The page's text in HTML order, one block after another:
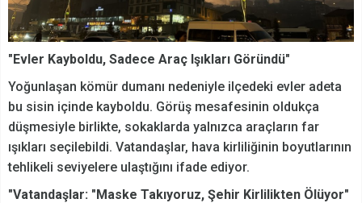
"Evler Kayboldu, Sadece Araç Işıkları Göründü"
Yoğunlaşan kömür dumanı nedeniyle ilçedeki evler adeta
bu sisin içinde kayboldu. Görüş mesafesinin oldukça
düşmesiyle birlikte, sokaklarda yalnızca araçların far
ışıkları seçilebildi. Vatandaşlar, hava kirliliğinin boyutlarının
tehlikeli seviyelere ulaştığını ifade ediyor.
"Vatandaşlar: "Maske Takıyoruz, Şehir Kirlilikten Ölüyor"